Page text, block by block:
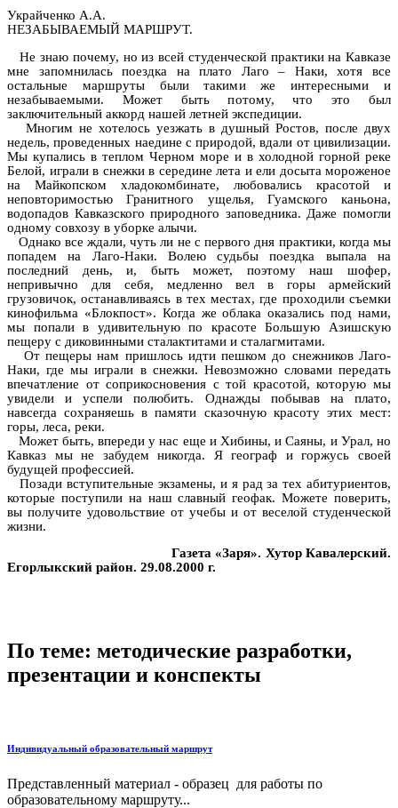
Украйченко А.А.
НЕЗАБЫВАЕМЫЙ МАРШРУТ.
Не знаю почему, но из всей студенческой практики на Кавказе
мне запомнилась поездка на плато Лаго – Наки, хотя все
остальные маршруты были такими же интересными и
незабываемыми. Может быть потому, что это был
заключительный аккорд нашей летней экспедиции.
Многим не хотелось уезжать в душный Ростов, после двух
недель, проведенных наедине с природой, вдали от цивилизации.
Мы купались в теплом Черном море и в холодной горной реке
Белой, играли в снежки в середине лета и ели досыта мороженое
на Майкопском хладокомбинате, любовались красотой и
неповторимостью Гранитного ущелья, Гуамского каньона,
водопадов Кавказского природного заповедника. Даже помогли
одному совхозу в уборке алычи.
Однако все ждали, чуть ли не с первого дня практики, когда мы
попадем на Лаго-Наки. Волею судьбы поездка выпала на
последний день, и, быть может, поэтому наш шофер,
непривычно для себя, медленно вел в горы армейский
грузовичок, останавливаясь в тех местах, где проходили съемки
кинофильма «Блокпост». Когда же облака оказались под нами,
мы попали в удивительную по красоте Большую Азишскую
пещеру с диковинными сталактитами и сталагмитами.
От пещеры нам пришлось идти пешком до снежников Лаго-
Наки, где мы играли в снежки. Невозможно словами передать
впечатление от соприкосновения с той красотой, которую мы
увидели и успели полюбить. Однажды побывав на плато,
навсегда сохраняешь в памяти сказочную красоту этих мест:
горы, леса, реки.
Может быть, впереди у нас еще и Хибины, и Саяны, и Урал, но
Кавказ мы не забудем никогда. Я географ и горжусь своей
будущей профессией.
Позади вступительные экзамены, и я рад за тех абитуриентов,
которые поступили на наш славный геофак. Можете поверить,
вы получите удовольствие от учебы и от веселой студенческой
жизни.
Газета «Заря». Хутор Кавалерский.
Егорлыкский район. 29.08.2000 г.
По теме: методические разработки,
презентации и конспекты
Индивидуальный образовательный маршрут
Представленный материал - образец для работы по
образовательному маршруту...